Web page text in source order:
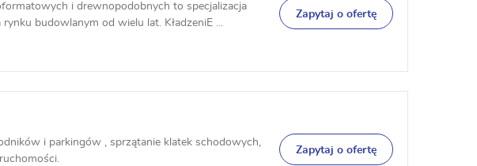
i drewnopodobnych to specjalizacja
rynku budowlanym od wielu lat. KładzeniE ...
Zapytaj o ofertę
i parkingów , sprzątanie klatek schodowych,
Zapytaj o ofertę